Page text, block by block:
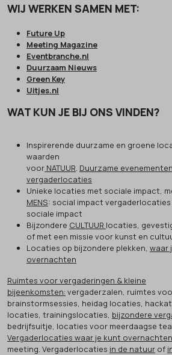
WIJ WERKEN SAMEN MET:
Future Up
Meeting Magazine
Eventbranche.nl
Duurzaam Nieuws
Green Key
Uitjes.nl
WAT KUN JE BIJ ONS VINDEN?
Inspirerende duurzame en groene
waarden
voor NATUUR. Duurzame
vergaderlocaties
Unieke locaties met sociale impact,
MENS: social impact
sociale impact
Bijzondere CULTUUR locaties,
of met een missie voor kunst en
Locaties op bijzondere plekken, waar
overnachten
Ruimtes voor vergaderingen & kleine
bijeenkomsten: vergaderzalen, ruimtes
brainstormsessies, heidag locaties,
locaties, trainingslocaties, bijzondere
bedrijfsuitje, locaties voor meerdaagse
Vergaderlocaties waar je kunt overnachten
meeting. Vergaderlocaties in de natuur of